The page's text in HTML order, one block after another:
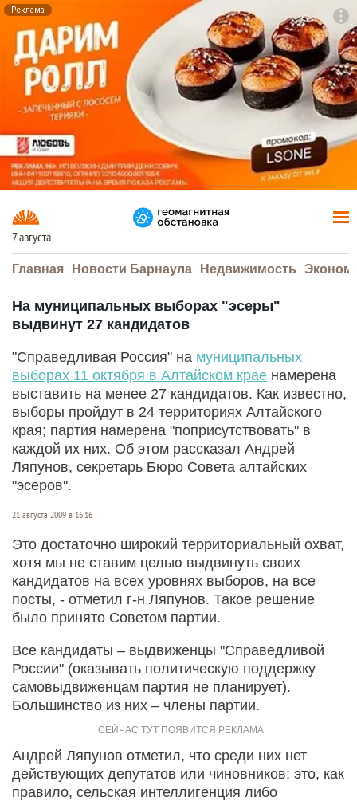
Реклама
7 августа
Главная Новости Барнаула Недвижимость
На муниципальных выборах "эсеры"
выдвинут 27 кандидатов
"Справедливая Россия" на муниципальных
выборах 11 октября в Алтайском крае намерена
выставить на менее 27 кандидатов. Как известно,
выборы пройдут в 24 территориях Алтайского
края; партия намерена "поприсутствовать" в
каждой их них. Об этом рассказал Андрей
Ляпунов, секретарь Бюро Совета алтайских
"эсеров".
21 августа 2009 в 16:16
Это достаточно широкий территориальный охват,
хотя мы не ставим целью выдвинуть своих
кандидатов на всех уровнях выборов, на все
посты, - отметил г-н Ляпунов. Такое решение
было принято Советом партии.
Все кандидаты – выдвиженцы "Справедливой
России" (оказывать политическую поддержку
самовыдвиженцам партия не планирует).
Большинство из них – члены партии.
Андрей Ляпунов отметил, что среди них нет
действующих депутатов или чиновников; это, как
правило, сельская интеллигенция либо